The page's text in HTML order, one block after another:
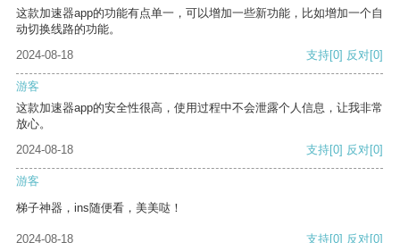
这款加速器app的功能有点单一，可以增加一些新功能，比如增加一个自
动切换线路的功能。
2024-08-18
支持[0] 反对[0]
游客
这款加速器app的安全性很高，使用过程中不会泄露个人信息，让我非常
放心。
2024-08-18
支持[0] 反对[0]
游客
梯子神器，ins随便看，美美哒！
2024-08-18 支持[0] 反对[0]